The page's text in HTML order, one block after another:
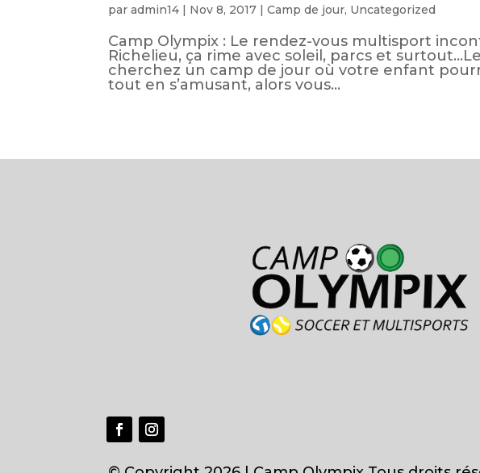
paradmin14 | Nov 8, 2017 |Camp de jour, Uncategorized
Camp Olympix : Le rendez-vous multisport
Richelieu, ça rime avec soleil, parcs et
cherchez un camp de jour où votre enfant
tout en s’amusant, alors vous...